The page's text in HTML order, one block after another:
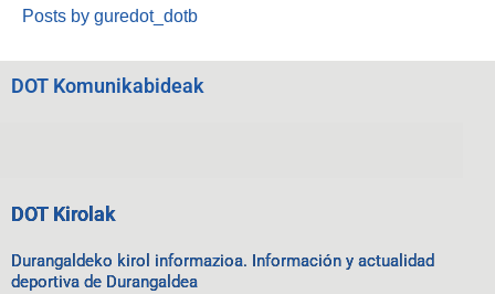
Posts by guredot_dotb
DOT Komunikabideak
DOT Kirolak
Durangaldeko kirol informazioa. Información y actualidad
deportiva de Durangaldea